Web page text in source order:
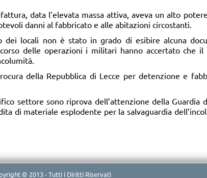
data l’elevata massa attiva, aveva un alto
danni al fabbricato e alle abitazioni circostanti.
locali non è stato in grado di esibire alcuna
delle operazioni i militari hanno accertato che
della Repubblica di Lecce per detenzione e
settore sono riprova dell’attenzione della Guardia
di materiale esplodente per la salvaguardia
© 2013 - Tutti i Diritti Riservati